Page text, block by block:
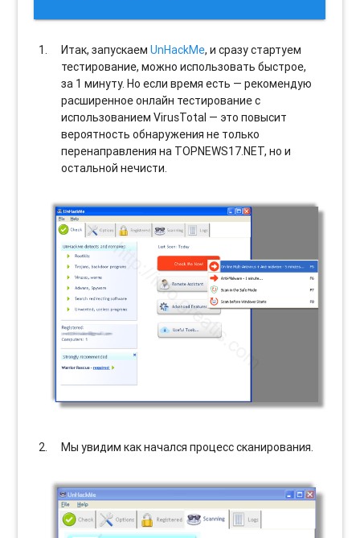
Итак, запускаемUnHackMe, и сразу стартуем
тестирование, можно использовать быстрое,
за 1 минуту. Но если время есть — рекомендую
расширенное онлайн тестирование с
использованием VirusTotal — это повысит
вероятность обнаружения не только
перенаправления на TOPNEWS17.NET, но и
остальной нечисти.
Мы увидим как начался процесс сканирования.